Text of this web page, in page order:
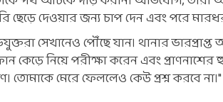
ছেড়ে দেওয়ার জন্য চাপ দেন এবং পরে
সেখানেও পৌঁছে যান। থানার
নিয়ে পরীক্ষা করেন এবং
তোমাকে মেরে ফেললেও কেউ প্রশ্ন করবে না।"